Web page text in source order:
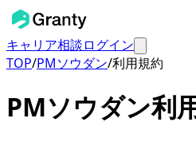
キャリア相談ログイン
TOP/PMソウダン/利用規約
PMソウダン利